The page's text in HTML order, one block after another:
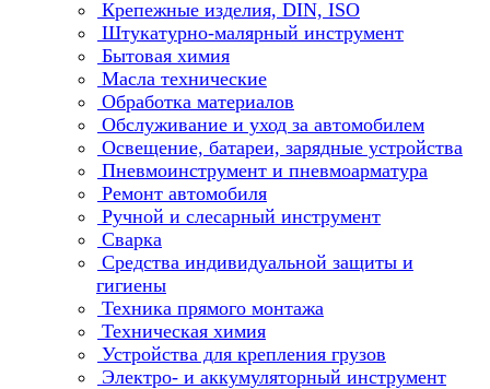
Крепежные изделия, DIN, ISO
Штукатурно-малярный инструмент
Бытовая химия
Масла технические
Обработка материалов
Обслуживание и уход за автомобилем
Освещение, батареи, зарядные устройства
Пневмоинструмент и пневмоарматура
Ремонт автомобиля
Ручной и слесарный инструмент
Сварка
Средства индивидуальной защиты и
гигиены
Техника прямого монтажа
Техническая химия
Устройства для крепления грузов
Электро- и аккумуляторный инструмент